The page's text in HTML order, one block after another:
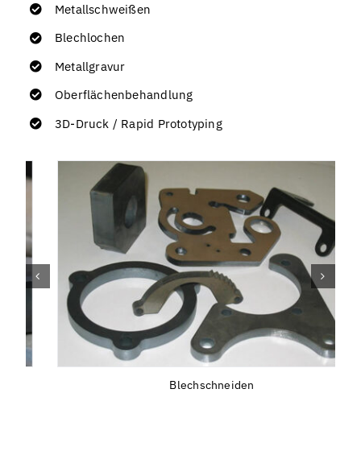
Metallschweißen
Blechlochen
Metallgravur
Oberflächenbehandlung
3D-Druck / Rapid Prototyping
Blechschneiden